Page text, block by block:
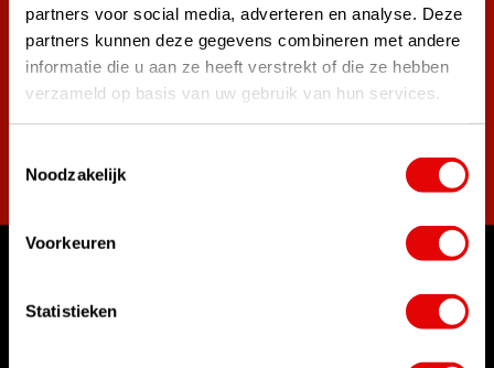
partners voor social media, adverteren en analyse. Deze
partners kunnen deze gegevens combineren met andere
informatie die u aan ze heeft verstrekt of die ze hebben
verzameld op basis van uw gebruik van hun services.
Noodzakelijk
Voorkeuren
Statistieken
Word ook lid van de nieuwsbrief en mis nooit meer de beste
golf aanbiedingen!